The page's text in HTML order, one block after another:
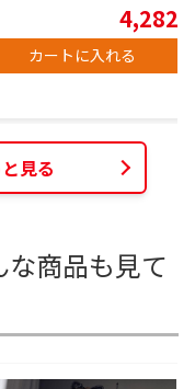
4,282
カートに入れる
見る
商品も見て